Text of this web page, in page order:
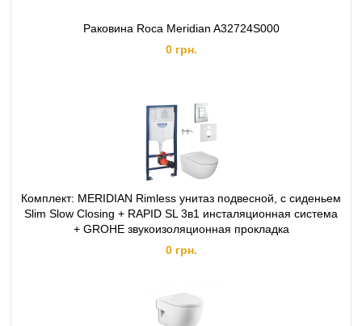
Раковина Roca Meridian A32724S000
0 грн.
Комплект: MERIDIAN Rimless унитаз подвесной, с сиденьем
Slim Slow Closing + RAPID SL 3в1 инсталяционная система
+ GROHE звукоизоляционная прокладка
0 грн.